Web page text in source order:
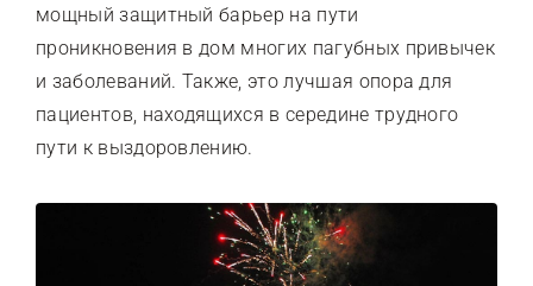
мощный защитный барьер на пути
проникновения в дом многих пагубных привычек
и заболеваний. Также, это лучшая опора для
пациентов, находящихся в середине трудного
пути к выздоровлению.